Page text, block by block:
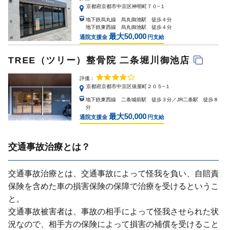
京都府京都市中京区神明町７０−１
地下鉄烏丸線 烏丸御池駅 徒歩４分
地下鉄東西線 烏丸御池駅 徒歩４分
通院支援金 最大50,000 円支給
TREE（ツリー）整骨院 二条堀川御池店
評価：
京都府京都市中京区俵屋町２０５−１
地下鉄東西線 二条城前駅 徒歩３分／JR二条駅 徒歩８
分
通院支援金 最大50,000 円支給
交通事故治療とは？
交通事故治療とは、交通事故によって怪我を負い、⾃賠責
保険を含めた⾞の損害保険の保障で治療を受けるというこ
と。
交通事故被害者は、事故の相⼿によって怪我させられた状
況なので、相⼿⽅の保険によって損害の補償を受けること